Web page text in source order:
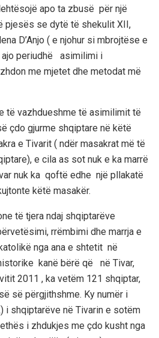
apo ta zbusë për një
pjesës se dytë të shekulit XII,
D’Anjo ( e njohur si mbrojtëse e
ajo periudhë asimilimi i
me mjetet dhe metodat më
të vazhdueshme të asimilimit të
çdo gjurme shqiptare në këtë
e Tivarit ( ndër masakrat më të
e cila as sot nuk e ka marrë
nuk ka qoftë edhe një pllakatë
këtë masakër.
të tjera ndaj shqiptarëve
rrëmbimi dhe marrja e
nga ana e shtetit në
kanë bërë që në Tivar,
2011 , ka vetëm 121 shqiptar,
së përgjithshme. Ky numër i
i shqiptarëve në Tivarin e sotëm
i zhdukjes me çdo kusht nga